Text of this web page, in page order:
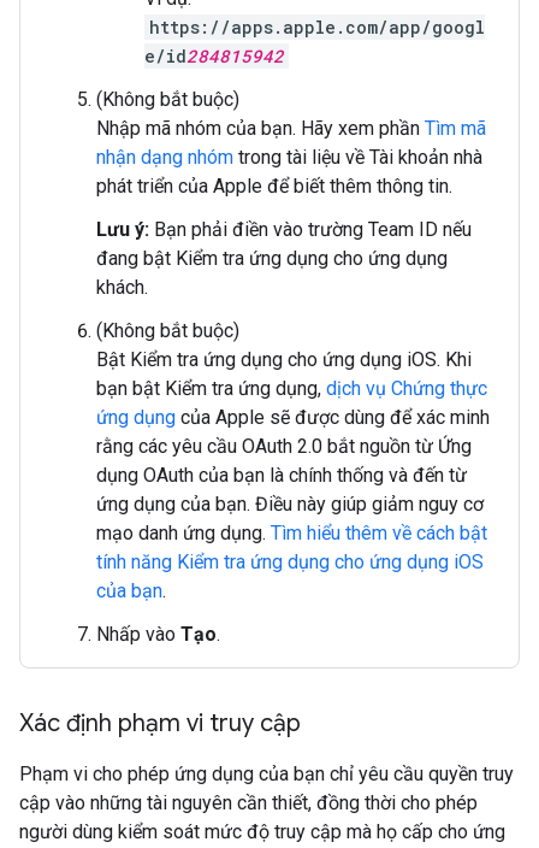
https://apps.apple.com/app/googl
e/id284815942
(Không bắt buộc)
Nhập mã nhóm của bạn. Hãy xem phần Tìm mã
nhận dạng nhóm trong tài liệu về Tài khoản nhà
phát triển của Apple để biết thêm thông tin.
Lưu ý: Bạn phải điền vào trường Team ID nếu
đang bật Kiểm tra ứng dụng cho ứng dụng
khách.
(Không bắt buộc)
Bật Kiểm tra ứng dụng cho ứng dụng iOS. Khi
bạn bật Kiểm tra ứng dụng, dịch vụ Chứng thực
ứng dụng của Apple sẽ được dùng để xác minh
rằng các yêu cầu OAuth 2.0 bắt nguồn từ Ứng
dụng OAuth của bạn là chính thống và đến từ
ứng dụng của bạn. Điều này giúp giảm nguy cơ
mạo danh ứng dụng. Tìm hiểu thêm về cách bật
tính năng Kiểm tra ứng dụng cho ứng dụng iOS
của bạn.
Nhấp vào Tạo.
Xác định phạm vi truy cập
Phạm vi cho phép ứng dụng của bạn chỉ yêu cầu quyền truy
cập vào những tài nguyên cần thiết, đồng thời cho phép
người dùng kiểm soát mức độ truy cập mà họ cấp cho ứng